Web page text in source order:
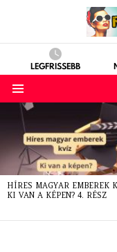
LEGFRISSEBB
LATEST
STORIES
HÍRES MAGYAR EMBEREK
KI VAN A KÉPEN? 4. RÉSZ